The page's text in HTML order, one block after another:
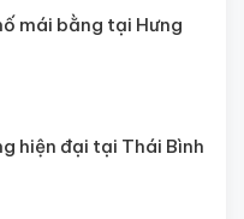
mái bằng tại Hưng
hiện đại tại Thái Bình